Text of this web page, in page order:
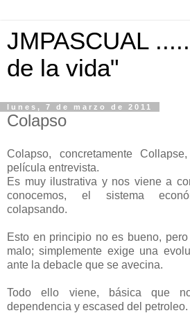
JMPASCUAL
de la vida"
lunes, 7 de marzo de 2011
Colapso
Colapso, concretamente
película entrevista.
Es muy ilustrativa y nos viene a
conocemos, el sistema
colapsando.
Esto en principio no es bueno,
malo; simplemente exige una
ante la debacle que se avecina.
Todo ello viene, básica que
dependencia y escased del petroleo.